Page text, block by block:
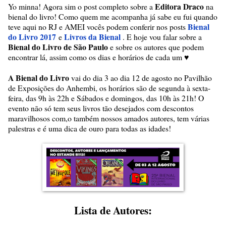
Yo minna! Agora sim o post completo sobre aEditora Dracona
bienal do livro! Como quem me acompanha já sabe eu fui quando
teve aqui no RJ e AMEI vocês podem conferir nos postsBienal
do Livro 2017 eLivros da Bienal . E hoje vou falar sobre a
Bienal do Livro de São Pauloe sobre os autores que podem
encontrar lá, assim como os dias e horários de cada um ♥
A Bienal do Livrovai do dia 3 ao dia 12 de agosto no Pavilhão
de Exposições do Anhembi, os horários são de segunda à sexta-
feira, das 9h às 22h e Sábados e domingos, das 10h às 21h! O
evento não só tem seus livros tão desejados com descontos
maravilhosos com,o também nossos amados autores, tem várias
palestras e é uma dica de ouro para todas as idades!
Lista de Autores: